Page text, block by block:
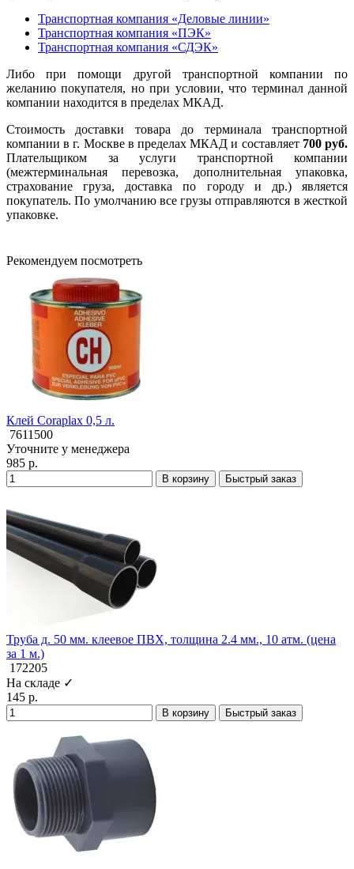
Транспортная компания «Деловые линии»
Транспортная компания «ПЭК»
Транспортная компания «СДЭК»
Либо при помощи другой транспортной компании по
желанию покупателя, но при условии, что терминал данной
компании находится в пределах МКАД.
Стоимость доставки товара до терминала транспортной
компании в г. Москве в пределах МКАД и составляет 700 руб.
Плательщиком за услуги транспортной компании
(межтерминальная перевозка, дополнительная упаковка,
страхование груза, доставка по городу и др.) является
покупатель. По умолчанию все грузы отправляются в жесткой
упаковке.
Рекомендуем посмотреть
Клей Coraplax 0,5 л.
7611500
Уточните у менеджера
985 р.
В корзину Быстрый заказ
Труба д. 50 мм. клеевое ПВХ, толщина 2.4 мм., 10 атм. (цена
за 1 м.)
172205
На складе ✓
145 р.
В корзину Быстрый заказ